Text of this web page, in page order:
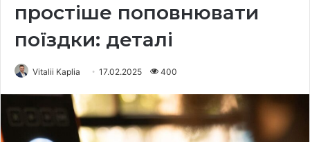
простіше поповнювати
поїздки: деталі
Vitalii Kaplia 17.02.2025 400